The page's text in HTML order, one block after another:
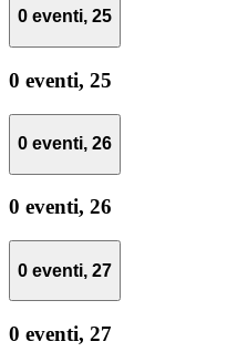
0 eventi, 25
0 eventi, 25
0 eventi, 26
0 eventi, 26
0 eventi, 27
0 eventi, 27